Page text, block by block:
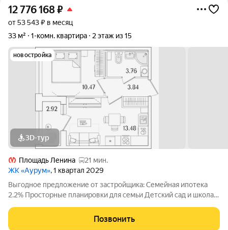
12 776 168₽
от 53 543 ₽ в месяц
33 м²
1-комн. квартира 2 этаж из 15
новостройка
3D-тур
Площадь Ленина
21 мин.
ЖК «Аурум», 1 квартал 2029
Выгодное предложение от застройщика: Семейная ипотека
2.2% Просторные планировки для семьи Детский сад и школа
Подземный паркинг со спуском на лифте Дизайнерские лобби
с арт-объектом
Позвонить